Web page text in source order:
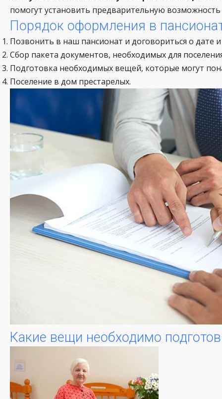
помогут установить предварительную
Порядок оформления в
Позвонить в наш пансионат и договориться о дате
Сбор пакета документов, необходимых для
Подготовка необходимых вещей, которые могут
Поселение в дом престарелых.
Какие вещи необходимо